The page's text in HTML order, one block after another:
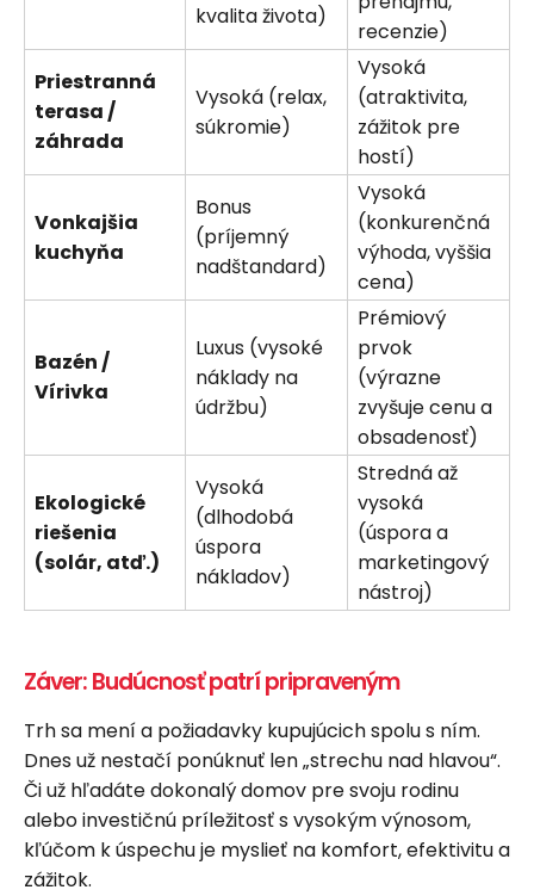
kvalita života)
recenzie)
Priestranná
terasa /
záhrada
Vysoká (relax,
súkromie)
Vysoká
(atraktivita,
zážitok pre
hostí)
Vonkajšia
kuchyňa
Bonus
(príjemný
nadštandard)
Vysoká
(konkurenčná
výhoda, vyššia
cena)
Bazén /
Vírivka
Luxus (vysoké
náklady na
údržbu)
Prémiový
prvok
(výrazne
zvyšuje cenu a
obsadenosť)
Ekologické
riešenia
(solár, atď.)
Vysoká
(dlhodobá
úspora
nákladov)
Stredná až
vysoká
(úspora a
marketingový
nástroj)
Záver: Budúcnosť patrí pripraveným
Trh sa mení a požiadavky kupujúcich spolu s ním.
Dnes už nestačí ponúknuť len „strechu nad hlavou“.
Či už hľadáte dokonalý domov pre svoju rodinu
alebo investičnú príležitosť s vysokým výnosom,
kľúčom k úspechu je myslieť na komfort, efektivitu a
zážitok.